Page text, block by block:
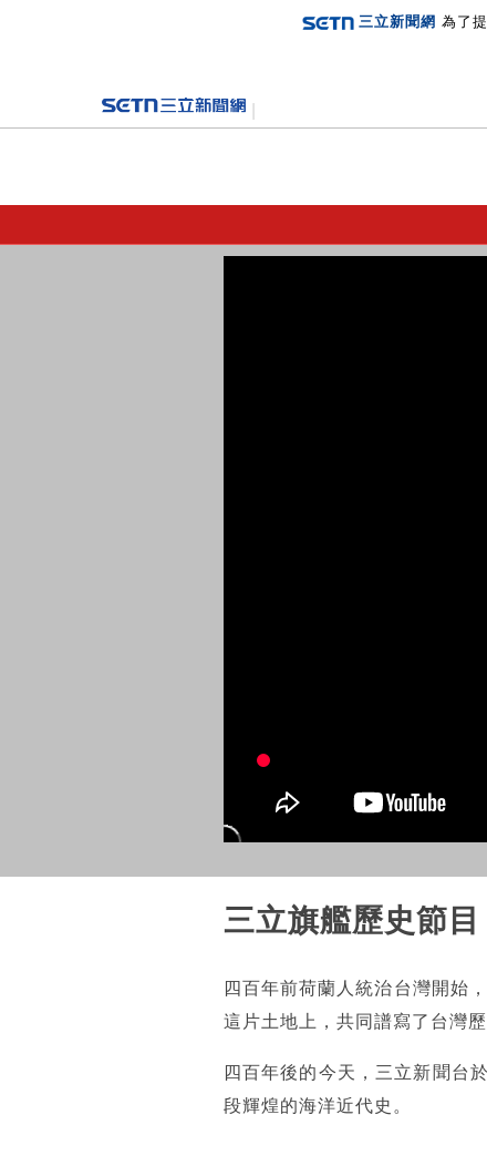
三立新聞網 為了
三立旗艦歷史節
四百年前荷蘭人統治台灣開始
這片土地上，共同譜寫了台灣
四百年後的今天，三立新聞台
段輝煌的海洋近代史。